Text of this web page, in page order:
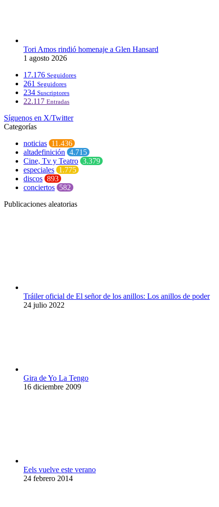
Tori Amos rindió homenaje a Glen Hansard
1 agosto 2026
17.176 Seguidores
261 Seguidores
234 Suscriptores
22.117 Entradas
Síguenos en X/Twitter
Categorías
noticias 11.436
altadefinición 4.715
Cine, Tv y Teatro 3.379
especiales 1.775
discos 893
conciertos 582
Publicaciones aleatorias
Tráiler oficial de El señor de los anillos: Los anillos de poder
24 julio 2022
Gira de Yo La Tengo
16 diciembre 2009
Eels vuelve este verano
24 febrero 2014